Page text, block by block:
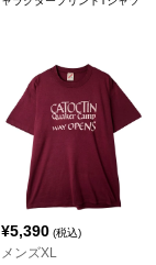
¥5,390(税込)
メンズXL